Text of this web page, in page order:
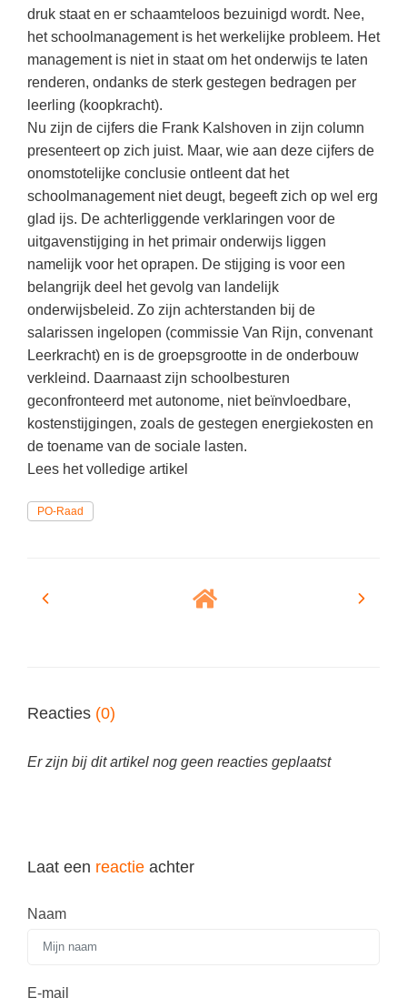
Juni 2026
Mei 2026
April 2026
Frans
Fries (Frysk)
Geschiedenis
Handelswetenschappen
Informatica
Klassieke Talen
Letterkunde
Levensbeschouwing
Maatschappijleer
Muziek
Natuurkunde
Nederlands
Rekenen / Wiskunde
Scheikunde
Sociale vaardigheden
Spaans
THEMA'S
Budgetteren
Eerste wereldoorlog
Rekentuin: altijd en overal rekenen oefenen
op je eigen niveau
Taalzee: adaptief oefenen en toetsen
Theater als middel voor het aanleren van
sociale vaardigheden
Lesmateriaal gebaseerd op
(hersen)onderzoek
Meesterbaan onderwijsvacatures
LEERMETHODEN
Biologie
Examentraining
Frans
Geschiedenis
Media
Nederlands
Sociale vaardigheden
Geld PO
Rekenen
Taalvaardigheid
druk staat en er schaamteloos bezuinigd wordt. Nee,
het schoolmanagement is het werkelijke probleem. Het
management is niet in staat om het onderwijs te laten
renderen, ondanks de sterk gestegen bedragen per
leerling (koopkracht).
Nu zijn de cijfers die Frank Kalshoven in zijn column
presenteert op zich juist. Maar, wie aan deze cijfers de
onomstotelijke conclusie ontleent dat het
schoolmanagement niet deugt, begeeft zich op wel erg
glad ijs. De achterliggende verklaringen voor de
uitgavenstijging in het primair onderwijs liggen
namelijk voor het oprapen. De stijging is voor een
belangrijk deel het gevolg van landelijk
onderwijsbeleid. Zo zijn achterstanden bij de
salarissen ingelopen (commissie Van Rijn, convenant
Leerkracht) en is de groepsgrootte in de onderbouw
verkleind. Daarnaast zijn schoolbesturen
geconfronteerd met autonome, niet beïnvloedbare,
kostenstijgingen, zoals de gestegen energiekosten en
de toename van de sociale lasten.
Lees het volledige artikel
PO-Raad
Reacties (0)
Er zijn bij dit artikel nog geen reacties geplaatst
Laat een reactie achter
Naam
E-mail